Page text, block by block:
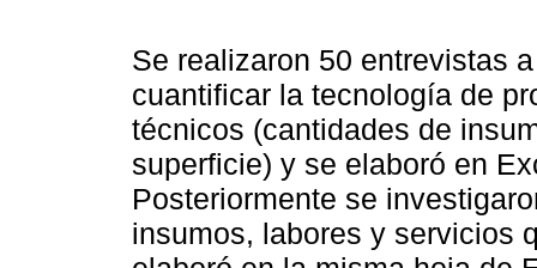
Se realizaron 50 entrevistas
cuantificar la tecnología de
técnicos (cantidades de
superficie) y se elaboró en
Posteriormente se
insumos, labores y servicios